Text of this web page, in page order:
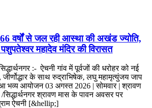
वर्षों से जल रही आस्था की अखंड ज्योति,
महादेव मंदिर की विरासत
:- ऐचनी गांव में पूर्वजों की धरोहर को नई
जीर्णोद्धार के साथ रुद्राभिषेक, लघु महामृत्युंजय जाप
भव्य आयोजन 03 अगस्त 2026 | सोमवार | श्रावण
सिद्धार्थनगर श्रावण मास के पावन अवसर पर
ऐचनी [&hellip;]